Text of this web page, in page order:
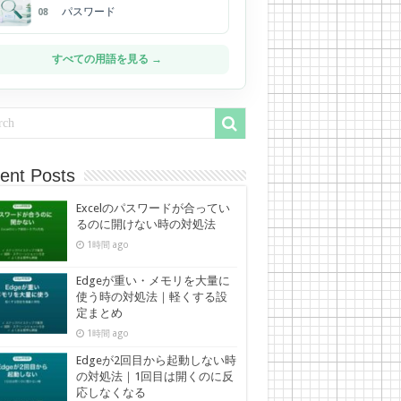
08 パスワード
すべての用語を見る →
Posts
Excelのパスワードが合ってい
るのに開けない時の対処法
1時間 ago
Edgeが重い・メモリを大量に
使う時の対処法｜軽くする設
定まとめ
1時間 ago
Edgeが2回目から起動しない時
の対処法｜1回目は開くのに反
応しなくなる